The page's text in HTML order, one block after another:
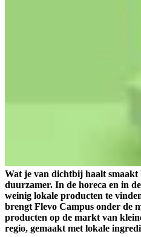
Wat je van dichtbij haalt smaakt
duurzamer. In de horeca en in
weinig lokale producten te
brengt Flevo Campus onder de
producten op de markt van
regio, gemaakt met lokale